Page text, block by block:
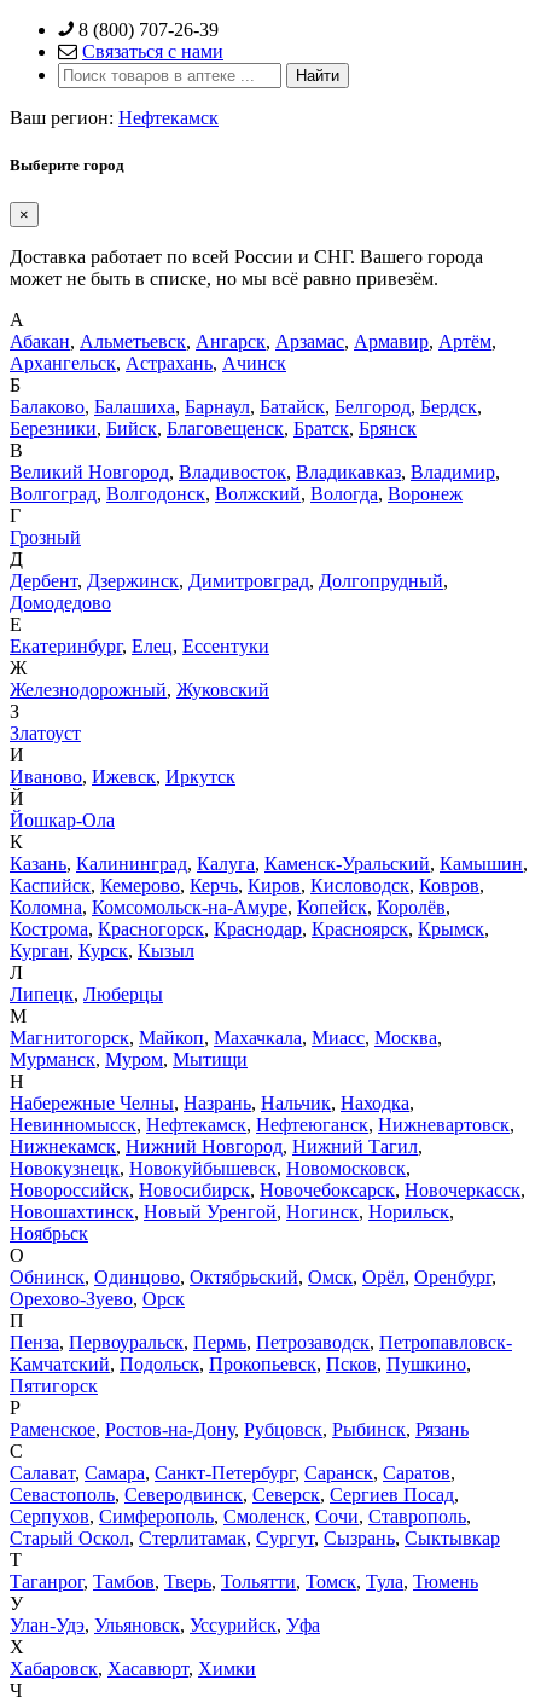
Skip
content
8 (800) 707-26-39
Связаться с нами
Ваш регион: Нефтекамск
Выберите город
×
Доставка работает по всей России и СНГ. Вашего города
может не быть в списке, но мы всё равно привезём.
А
Абакан, Альметьевск, Ангарск, Арзамас, Армавир, Артём,
Архангельск, Астрахань, Ачинск
Б
Балаково, Балашиха, Барнаул, Батайск, Белгород, Бердск,
Березники, Бийск, Благовещенск, Братск, Брянск
В
Великий Новгород, Владивосток, Владикавказ, Владимир,
Волгоград, Волгодонск, Волжский, Вологда, Воронеж
Г
Грозный
Д
Дербент, Дзержинск, Димитровград, Долгопрудный,
Домодедово
Е
Екатеринбург, Елец, Ессентуки
Ж
Железнодорожный, Жуковский
З
Златоуст
И
Иваново, Ижевск, Иркутск
Й
Йошкар-Ола
К
Казань, Калининград, Калуга, Каменск-Уральский, Камышин,
Каспийск, Кемерово, Керчь, Киров, Кисловодск, Ковров,
Коломна, Комсомольск-на-Амуре, Копейск, Королёв,
Кострома, Красногорск, Краснодар, Красноярск, Крымск,
Курган, Курск, Кызыл
Л
Липецк, Люберцы
М
Магнитогорск, Майкоп, Махачкала, Миасс, Москва,
Мурманск, Муром, Мытищи
Н
Набережные Челны, Назрань, Нальчик, Находка,
Невинномысск, Нефтекамск, Нефтеюганск, Нижневартовск,
Нижнекамск, Нижний Новгород, Нижний Тагил,
Новокузнецк, Новокуйбышевск, Новомосковск,
Новороссийск, Новосибирск, Новочебоксарск, Новочеркасск,
Новошахтинск, Новый Уренгой, Ногинск, Норильск,
Ноябрьск
О
Обнинск, Одинцово, Октябрьский, Омск, Орёл, Оренбург,
Орехово-Зуево, Орск
П
Пенза, Первоуральск, Пермь, Петрозаводск, Петропавловск-
Камчатский, Подольск, Прокопьевск, Псков, Пушкино,
Пятигорск
Р
Раменское, Ростов-на-Дону, Рубцовск, Рыбинск, Рязань
С
Салават, Самара, Санкт-Петербург, Саранск, Саратов,
Севастополь, Северодвинск, Северск, Сергиев Посад,
Серпухов, Симферополь, Смоленск, Сочи, Ставрополь,
Старый Оскол, Стерлитамак, Сургут, Сызрань, Сыктывкар
Т
Таганрог, Тамбов, Тверь, Тольятти, Томск, Тула, Тюмень
У
Улан-Удэ, Ульяновск, Уссурийск, Уфа
Х
Хабаровск, Хасавюрт, Химки
Ч